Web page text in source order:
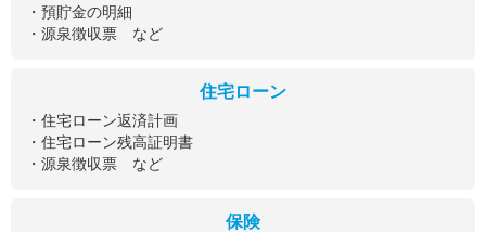
・預貯金の明細
・源泉徴収票 など
住宅ローン
・住宅ローン返済計画
・住宅ローン残高証明書
・源泉徴収票 など
保険